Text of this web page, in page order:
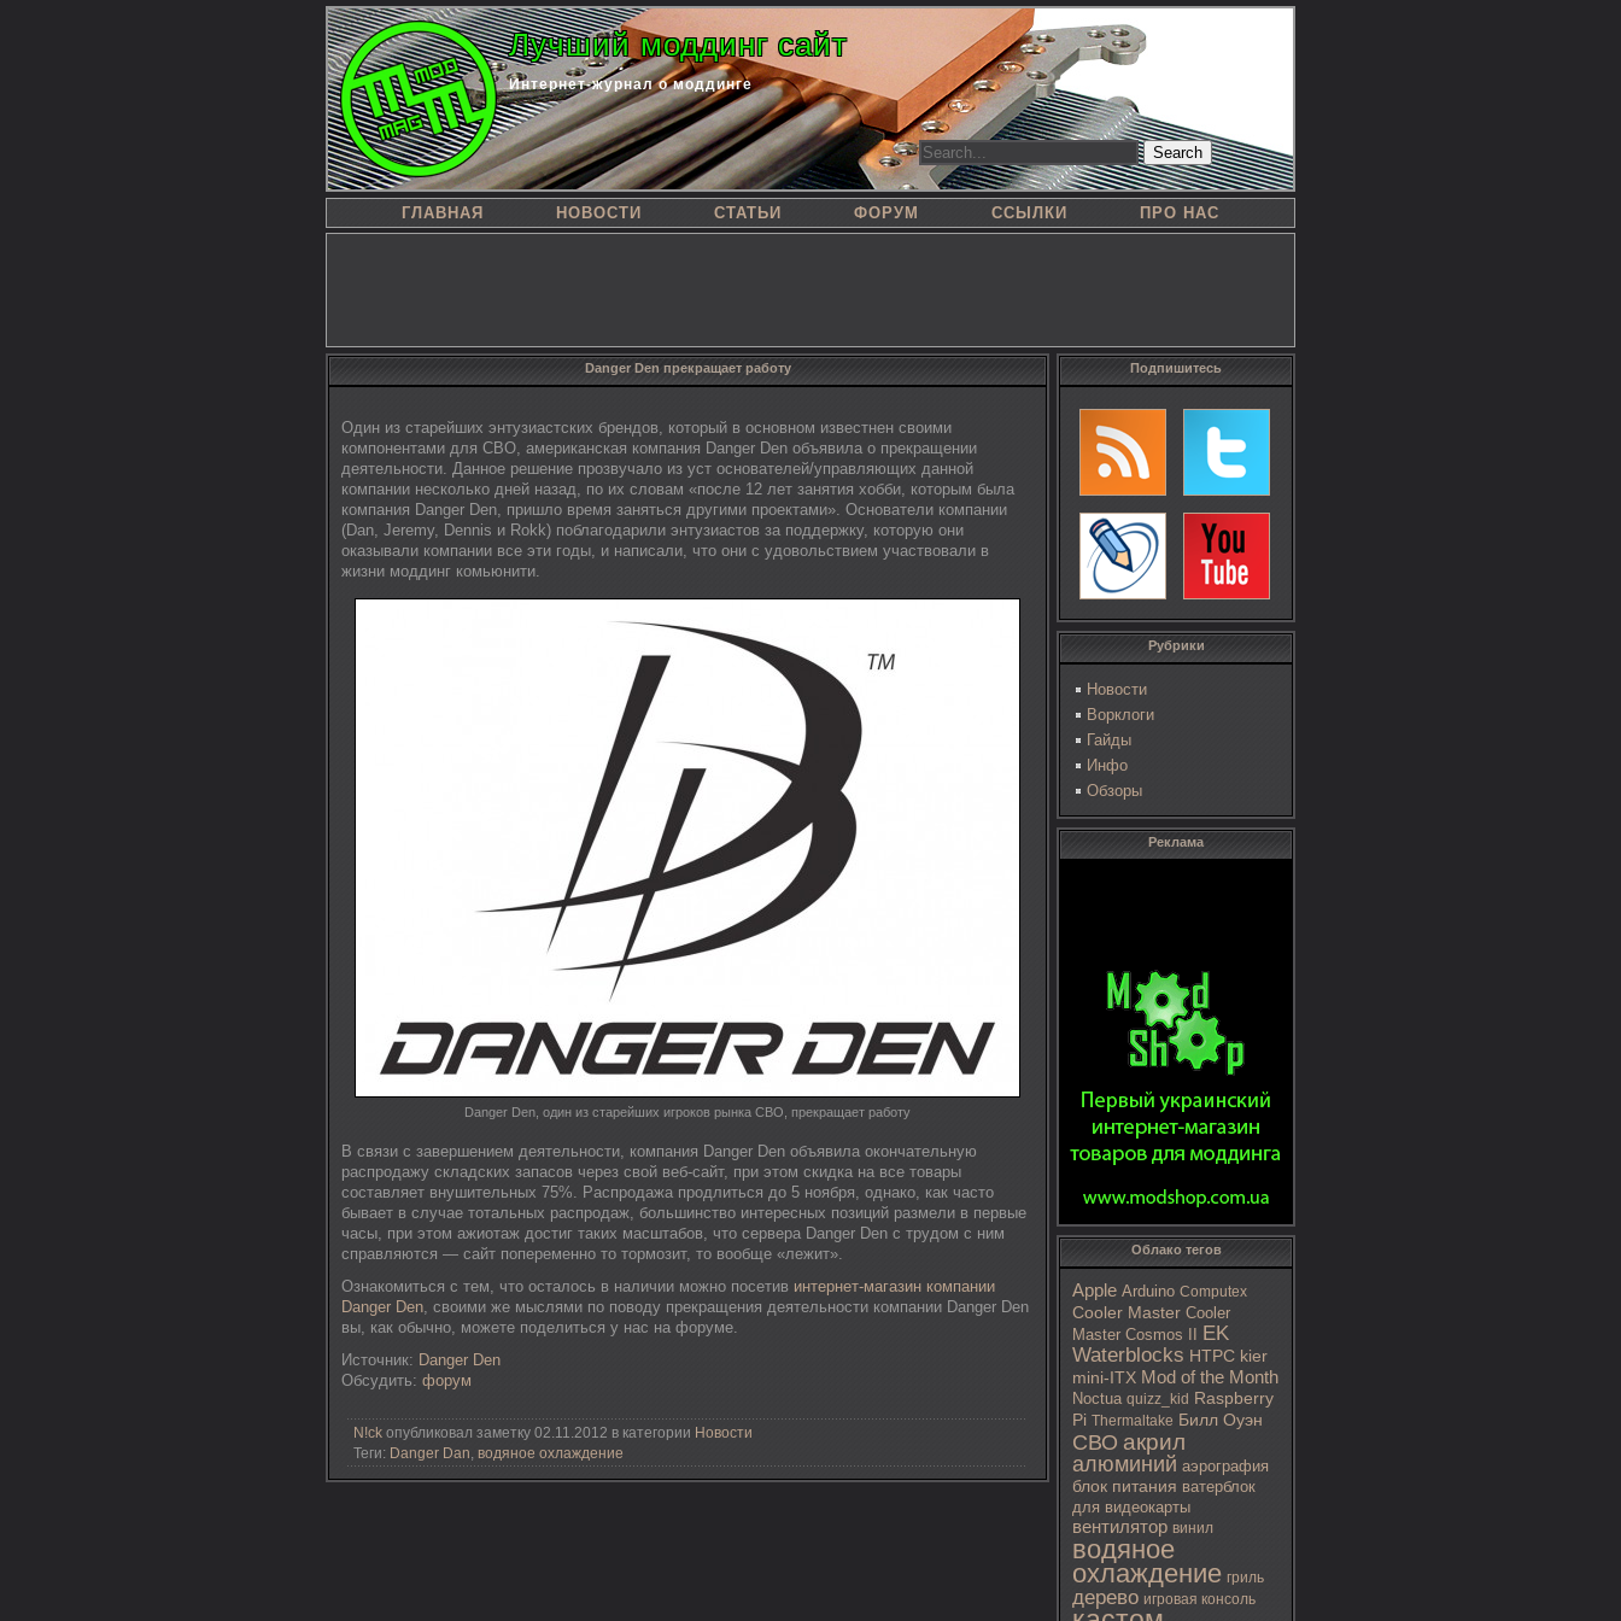
Лучший моддинг сайт
Интернет-журнал о моддинге
Search
ГЛАВНАЯ НОВОСТИ СТАТЬИ ФОРУМ ССЫЛКИ ПРО НАС
Подпишитесь
Рубрики
Новости
Ворклоги
Гайды
Инфо
Обзоры
Реклама
Облако тегов
Apple Arduino Computex
Cooler Master Cooler
Master Cosmos II
EK
Waterblocks HTPC kier
mini-ITX Mod of the Month
Noctua quizz_kid Raspberry
Pi Thermaltake Билл Оуэн
СВО акрил
алюминий аэрография
блок питания ватерблок
для видеокарты
вентилятор винил
водяное
охлаждение гриль
дерево игровая консоль
Danger Den прекращает работу
Один из старейших энтузиастских брендов, который в основном известнен своими
компонентами для СВО, американская компания Danger Den объявила о прекращении
деятельности. Данное решение прозвучало из уст основателей/управляющих данной
компании несколько дней назад, по их словам «после 12 лет занятия хобби, которым была
компания Danger Den, пришло время заняться другими проектами». Основатели компании
(Dan, Jeremy, Dennis и Rokk) поблагодарили энтузиастов за поддержку, которую они
оказывали компании все эти годы, и написали, что они с удовольствием участвовали в
жизни моддинг комьюнити.
Danger Den, один из старейших игроков рынка СВО, прекращает работу
В связи с завершением деятельности, компания Danger Den объявила окончательную
распродажу складских запасов через свой веб-сайт, при этом скидка на все товары
составляет внушительных 75%. Распродажа продлиться до 5 ноября, однако, как часто
бывает в случае тотальных распродаж, большинство интересных позиций размели в первые
часы, при этом ажиотаж достиг таких масштабов, что сервера Danger Den с трудом с ним
справляются — сайт попеременно то тормозит, то вообще «лежит».
Ознакомиться с тем, что осталось в наличии можно посетив интернет-магазин компании
Danger Den, своими же мыслями по поводу прекращения деятельности компании Danger Den
вы, как обычно, можете поделиться у нас на форуме.
Источник: Danger Den
Обсудить: форум
N!ck опубликовал заметку 02.11.2012 в категории Новости
Теги: Danger Dan, водяное охлаждение